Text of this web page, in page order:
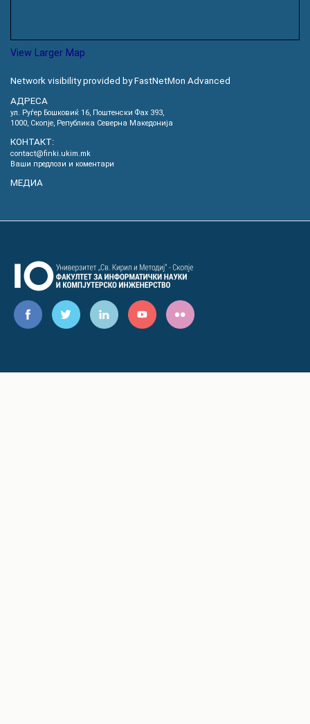
View Larger Map
Network visibility provided by FastNetMon Advanced
АДРЕСА
ул. Руѓер Бошковиќ 16, Пoштенски Фах 393,
1000, Скопје, Република Северна Македонија
КОНТАКТ:
contact@finki.ukim.mk
Ваши предлози и коментари
МЕДИА